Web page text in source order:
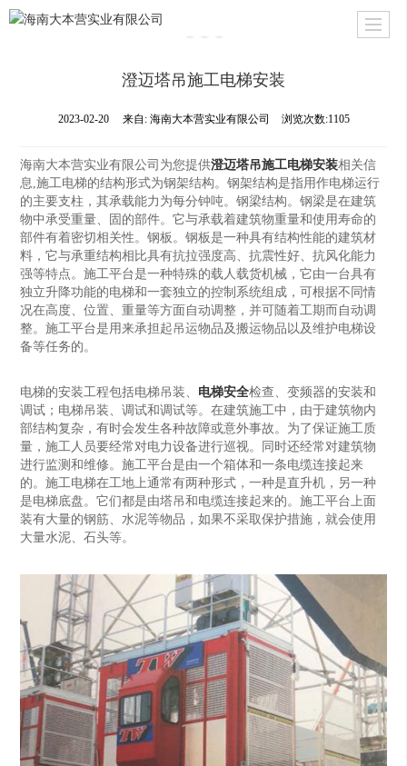
澄迈塔吊施工电梯安装
2023-02-20 来自: 海南大本营实业有限公司 浏览次数:1105
海南大本营实业有限公司为您提供澄迈塔吊施工电梯安装相关信
息,施工电梯的结构形式为钢架结构。钢架结构是指用作电梯运行
的主要支柱，其承载能力为每分钟吨。钢梁结构。钢梁是在建筑
物中承受重量、固的部件。它与承载着建筑物重量和使用寿命的
部件有着密切相关性。钢板。钢板是一种具有结构性能的建筑材
料，它与承重结构相比具有抗拉强度高、抗震性好、抗风化能力
强等特点。施工平台是一种特殊的载人载货机械，它由一台具有
独立升降功能的电梯和一套独立的控制系统组成，可根据不同情
况在高度、位置、重量等方面自动调整，并可随着工期而自动调
整。施工平台是用来承担起吊运物品及搬运物品以及维护电梯设
备等任务的。
电梯的安装工程包括电梯吊装、 电梯安全检查、变频器的安装和
调试；电梯吊装、调试和调试等。在建筑施工中，由于建筑物内
部结构复杂，有时会发生各种故障或意外事故。为了保证施工质
量，施工人员要经常对电力设备进行巡视。同时还经常对建筑物
进行监测和维修。施工平台是由一个箱体和一条电缆连接起来
的。施工电梯在工地上通常有两种形式，一种是直升机，另一种
是电梯底盘。它们都是由塔吊和电缆连接起来的。施工平台上面
装有大量的钢筋、水泥等物品，如果不采取保护措施，就会使用
大量水泥、石头等。